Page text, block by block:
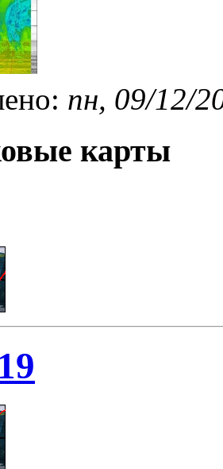
пн, 09/12/
карты